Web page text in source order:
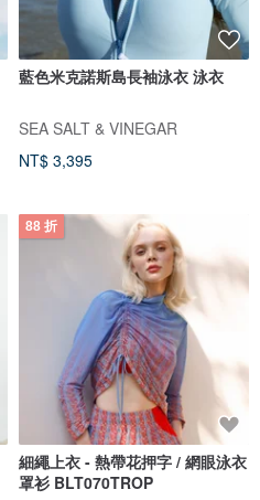
藍色米克諾斯島長袖泳衣 泳衣
SEA SALT & VINEGAR
NT$ 3,395
88 折
細繩上衣 - 熱帶花押字 / 網眼泳衣
罩衫 BLT070TROP